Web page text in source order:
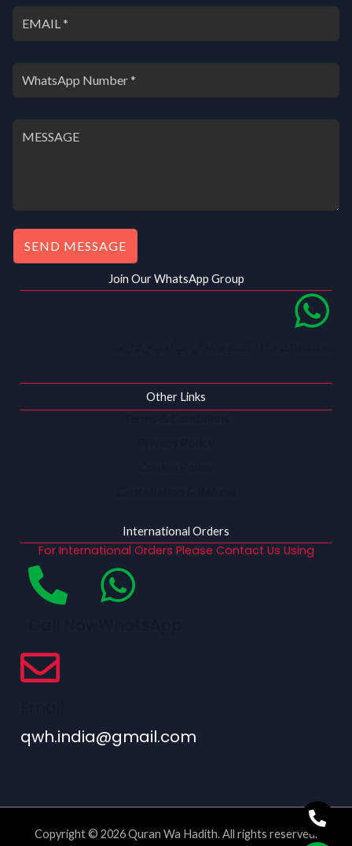
SEND MESSAGE
Join Our WhatsApp Group
Other Links
International Orders
For International Orders Please Contact Us Using
qwh.india@gmail.com
Copyright © 2026 Quran Wa Hadith. All rights reserved.